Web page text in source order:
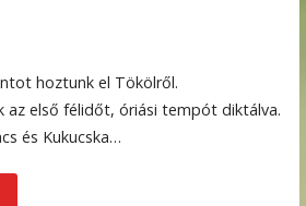
hoztunk el Tökölről.
az első félidőt, óriási tempót diktálva.
és Kukucska…